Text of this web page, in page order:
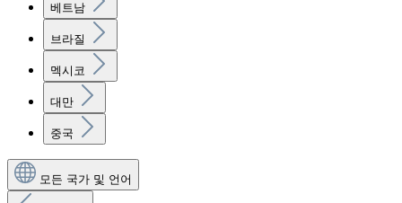
베트남
브라질
멕시코
대만
중국
모든 국가 및 언어